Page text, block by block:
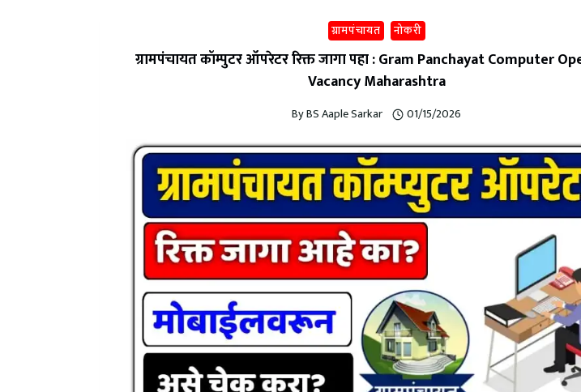
ग्रामपंचायत नोकरी
ग्रामपंचायत कॉम्पुटर ऑपरेटर रिक्त जागा पहा : Gram Panchayat Computer
Vacancy Maharashtra
ByBS Aaple Sarkar 01/15/2026